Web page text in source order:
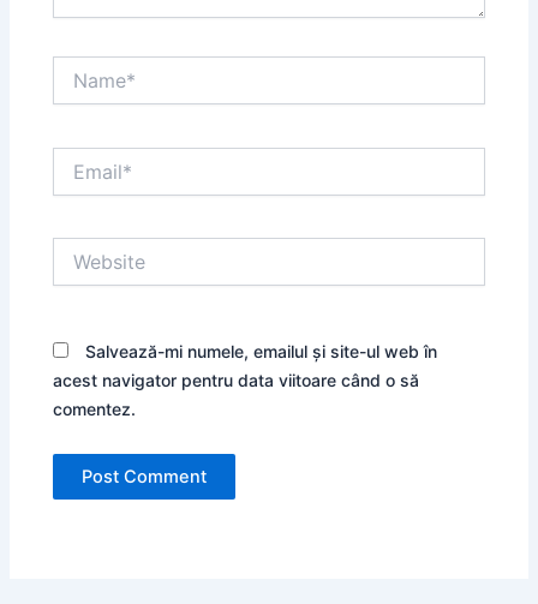
Salvează-mi numele, emailul și site-ul web în
acest navigator pentru data viitoare când o să
comentez.